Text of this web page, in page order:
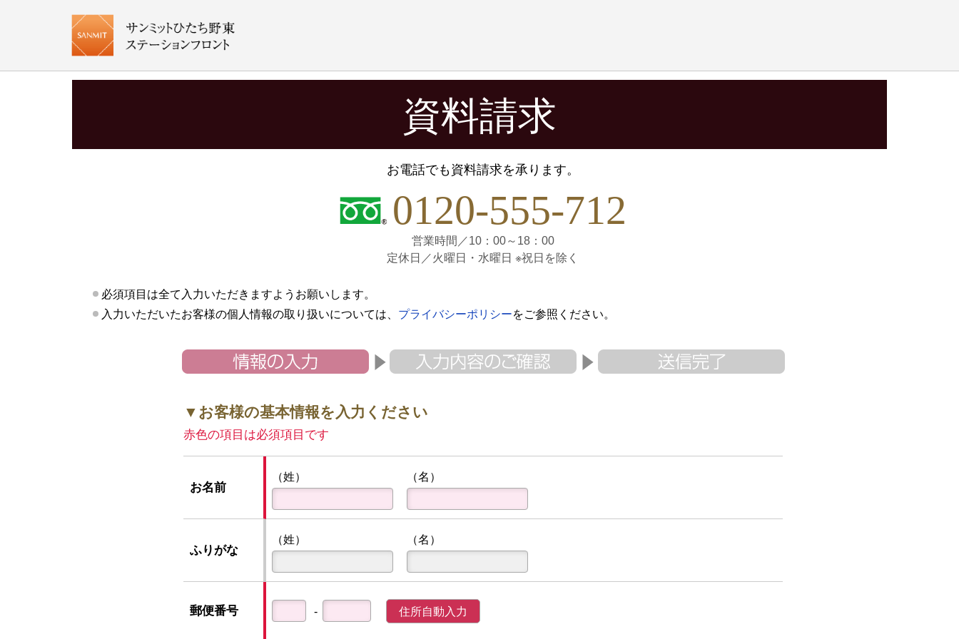
資料請求
お電話でも資料請求を承ります。
0120-555-712
営業時間／10：00～18：00
定休日／火曜日・水曜日 ※祝日を除く
必須項目 は全て入力いただきますようお願いします。
入力いただいたお客様の個人情報の取り扱いについては、 プライバシーポリシーをご参照ください。
▼お客様の基本情報を入力ください
赤色の項目は必須項目です
お名前
（姓） （名）
ふりがな
（姓） （名）
郵便番号 ‐